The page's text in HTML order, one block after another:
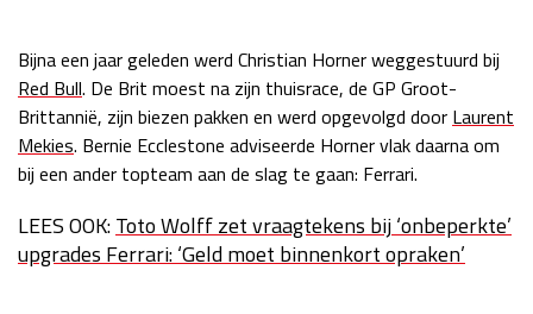
Kwalificatie
za 22:00 - 23:00
Race
zo 21:00 - 23:00
Kwalificatie
za 05:00 - 06:00
Race
zo 05:00 - 07:00
GP ABU DHABI 2026 04 - 06 dec
Kwalificatie
za 15:00 - 16:00
Race
zo 14:00 - 16:00
Bijna een jaar geleden werd Christian Horner weggestuurd bij
Red Bull. De Brit moest na zijn thuisrace, de GP Groot-
Brittannië, zijn biezen pakken en werd opgevolgd door Laurent
Mekies. Bernie Ecclestone adviseerde Horner vlak daarna om
bij een ander topteam aan de slag te gaan: Ferrari.
LEES OOK:Toto Wolff zet vraagtekens bij ‘onbeperkte’
upgrades Ferrari: ‘Geld moet binnenkort opraken’